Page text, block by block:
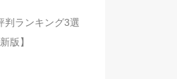
判ランキング3選
版】